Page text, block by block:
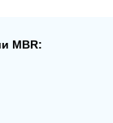
MBR: